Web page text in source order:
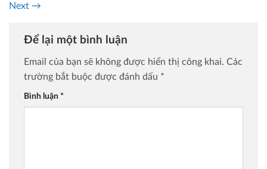
Next →
Để lại một bình luận
Email của bạn sẽ không được hiển thị công khai. Các
trường bắt buộc được đánh dấu *
Bình luận *